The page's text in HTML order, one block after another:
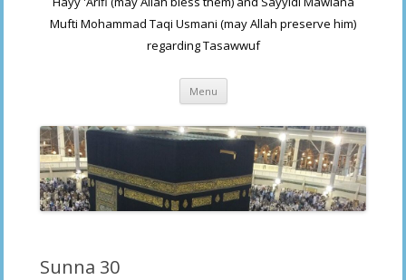
Mufti Mohammad Taqi Usmani (may Allah preserve him)
regarding Tasawwuf
Menu Skip
content
Sunna 30